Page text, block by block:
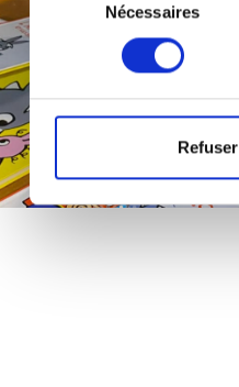
du
consentement
Nécessaires
Refuser